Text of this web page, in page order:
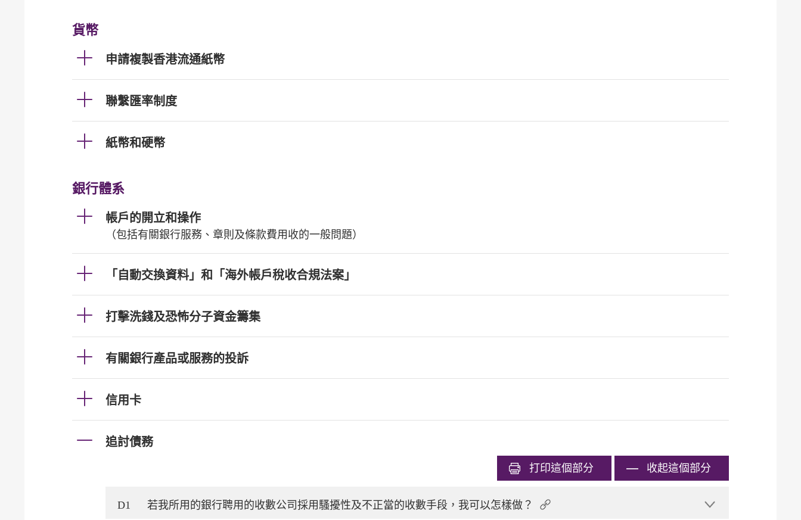
貨幣
申請複製香港流通紙幣
聯繫匯率制度
紙幣和硬幣
銀行體系
帳戶的開立和操作
（包括有關銀行服務、章則及條款費用收的一般問題）
「自動交換資料」和「海外帳戶稅收合規法案」
打擊洗錢及恐怖分子資金籌集
有關銀行產品或服務的投訴
信用卡
追討債務
打印這個部分 收起這個部分
D1 若我所用的銀行聘用的收數公司採用騷擾性及不正當的收數手段，我可以怎樣做？